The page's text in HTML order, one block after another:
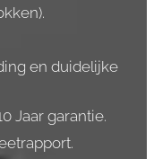
en duidelijke
Jaar garantie.